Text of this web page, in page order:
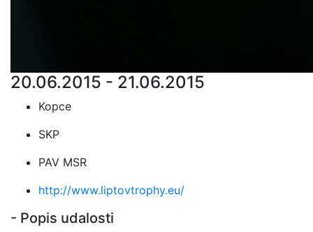
20.06.2015 - 21.06.2015
Kopce
SKP
PAV MSR
http://www.liptovtrophy.eu/
- Popis udalosti